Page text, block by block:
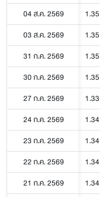
04 ส.ค. 2569
1.35
03 ส.ค. 2569
1.35
31 ก.ค. 2569
1.35
30 ก.ค. 2569
1.35
27 ก.ค. 2569
1.33
24 ก.ค. 2569
1.34
23 ก.ค. 2569
1.34
22 ก.ค. 2569
1.34
21 ก.ค. 2569
1.34